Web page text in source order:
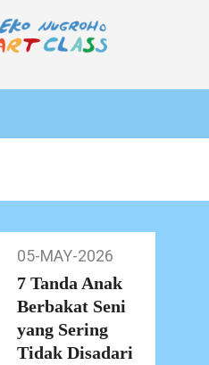
May-
2026
05-MAY-2026
7 Tanda Anak
Berbakat Seni
yang Sering
Tidak Disadari